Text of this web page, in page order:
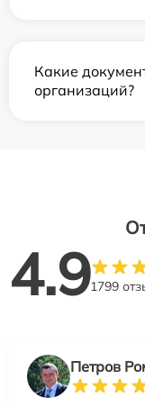
Какие
организаций?
4.91799
Петров